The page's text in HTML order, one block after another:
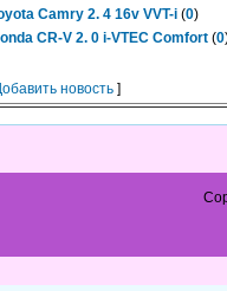
Camry 2. 4 16v VVT-i (0)
CR-V 2. 0 i-VTEC Comfort (0
новость ]